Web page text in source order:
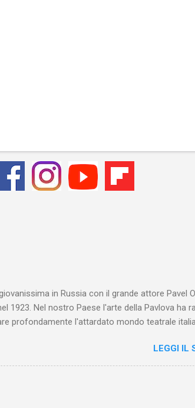
in Russia con il grande attore Pavel
1923. Nel nostro Paese l'arte della Pavlova ha
profondamente l'attardato mondo teatrale
LEGGI IL